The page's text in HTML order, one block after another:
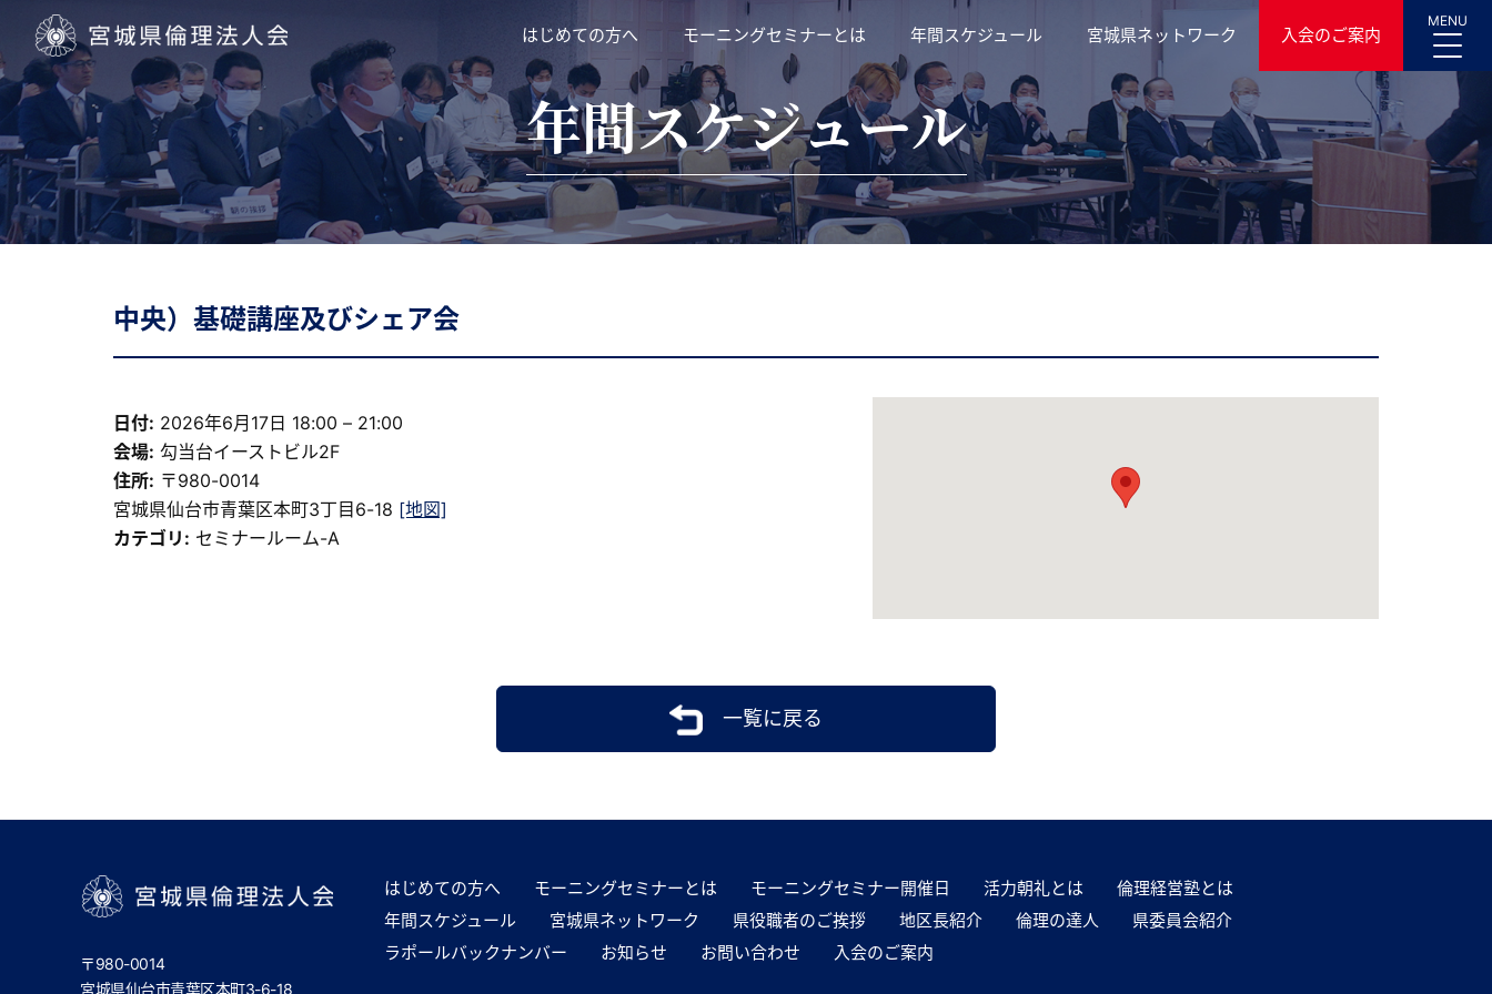
宮城県倫理法人会
はじめての方へ モーニングセミナーとは 年間スケジュール 宮城県ネットワーク 入会のご案内
MENU
年間スケジュール
中央）基礎講座及びシェア会
日付: 2026年6月17日 18:00 – 21:00
会場: 勾当台イーストビル2F
住所: 〒980-0014
宮城県仙台市青葉区本町3丁目6-18 [地図]
カテゴリ: セミナールーム-A
一覧に戻る
〒980-0014
宮城県仙台市青葉区本町3-6-18
はじめての方へ モーニングセミナーとは モーニングセミナー開催日 活力朝礼とは
倫理経営塾とは
年間スケジュール
宮城県ネットワーク 県役職者のご挨拶 地区長紹介 倫理の達人
県委員会紹介
ラポールバックナンバー
お知らせ お問い合わせ 入会のご案内